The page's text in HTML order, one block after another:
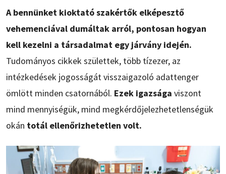
A bennünket kioktató szakértők elképesztő
vehemenciával dumáltak arról, pontosan hogyan
kell kezelni a társadalmat egy járvány idején.
Tudományos cikkek születtek, több tízezer, az
intézkedések jogosságát visszaigazoló adattenger
ömlött minden csatornából. Ezek igazsága viszont
mind mennyiségük, mind megkérdőjelezhetetlenségük
okán totál ellenőrizhetetlen volt.